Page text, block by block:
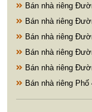
Bán nhà riêng
Bán nhà riêng
Bán nhà riêng
Bán nhà riêng
Bán nhà riêng
Bán nhà riêng